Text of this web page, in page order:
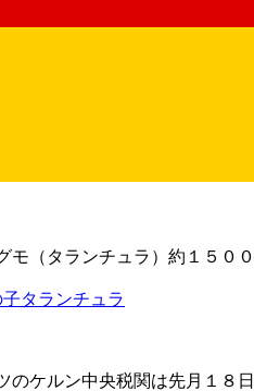
（タランチュラ）約１５０
タランチュラ
のケルン中央税関は先月１